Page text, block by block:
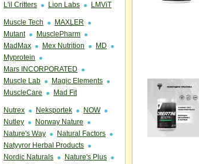
L'il Critters
Lion Labs LMViT
Muscle Tech
MAXLER
Mutant
MusclePharm
MadMax
Mex Nutrition
MD
Myprotein
Mars INCORPORATED
Muscle Lab
Magic Elements
MuscleCare
Mad Fit
Nutrex Neksportek
NOW
Nutley
Norway Nature
Nature's Way
Natural Factors
Natyyror Herbal Products
Nordic Naturals
Nature's Plus